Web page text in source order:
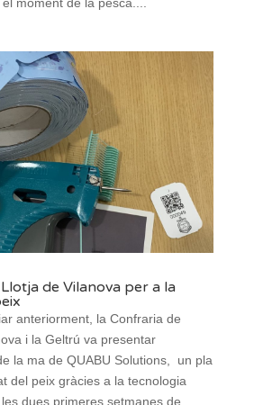
de Vilanova per a la
anteriorment, la Confraria de
i la Geltrú va presentar
la ma de QUABU Solutions, un pla
del peix gràcies a la tecnologia
dues primeres setmanes de